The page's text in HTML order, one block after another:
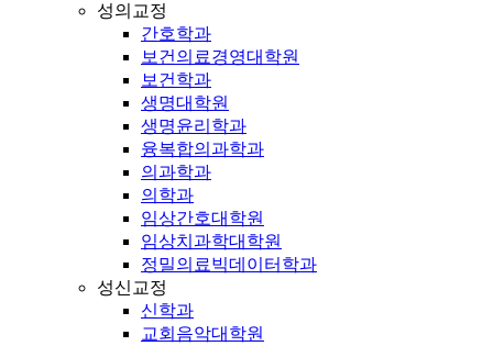
성의교정
간호학과
보건의료경영대학원
보건학과
생명대학원
생명윤리학과
융복합의과학과
의과학과
의학과
임상간호대학원
임상치과학대학원
정밀의료빅데이터학과
성신교정
신학과
교회음악대학원